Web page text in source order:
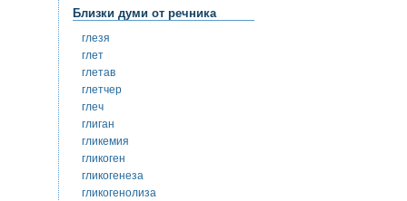
Близки думи от речника
глезя
глет
глетав
глетчер
глеч
глиган
гликемия
гликоген
гликогенеза
гликогенолиза